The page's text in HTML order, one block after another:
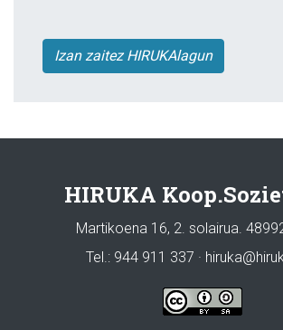
Izan zaitez HIRUKAlagun
HIRUKA
Martikoena 16, 2. solairua.
Tel.: 944 911 337 ·